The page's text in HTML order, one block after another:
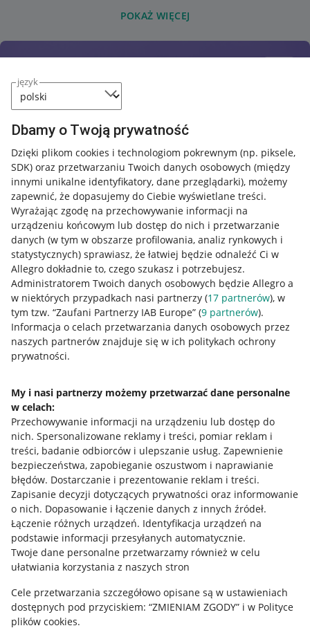
język
Dbamy o Twoją prywatność
Dzięki plikom cookies i technologiom pokrewnym (np. piksele,
SDK) oraz przetwarzaniu Twoich danych osobowych (między
innymi unikalne identyfikatory, dane przeglądarki), możemy
zapewnić, że dopasujemy do Ciebie wyświetlane treści.
Wyrażając zgodę na przechowywanie informacji na
urządzeniu końcowym lub dostęp do nich i przetwarzanie
danych (w tym w obszarze profilowania, analiz rynkowych i
statystycznych) sprawiasz, że łatwiej będzie odnaleźć Ci w
Allegro dokładnie to, czego szukasz i potrzebujesz.
Administratorem Twoich danych osobowych będzie Allegro a
w niektórych przypadkach nasi partnerzy (17 partnerów), w
tym tzw. “Zaufani Partnerzy IAB Europe” (9 partnerów).
Informacja o celach przetwarzania danych osobowych przez
naszych partnerów znajduje się w ich politykach ochrony
prywatności.
My i nasi partnerzy możemy przetwarzać dane personalne
w celach:
Przechowywanie informacji na urządzeniu lub dostęp do
nich. Spersonalizowane reklamy i treści, pomiar reklam i
treści, badanie odbiorców i ulepszanie usług. Zapewnienie
bezpieczeństwa, zapobieganie oszustwom i naprawianie
błędów. Dostarczanie i prezentowanie reklam i treści.
Zapisanie decyzji dotyczących prywatności oraz informowanie
o nich. Dopasowanie i łączenie danych z innych źródeł.
Łączenie różnych urządzeń. Identyfikacja urządzeń na
podstawie informacji przesyłanych automatycznie.
Twoje dane personalne przetwarzamy również w celu
ułatwiania korzystania z naszych stron
Cele przetwarzania szczegółowo opisane są w ustawieniach
dostępnych pod przyciskiem: “ZMIENIAM ZGODY” i w Polityce
plików cookies.
POKAŻ WIĘCEJ
Przydatne informacje
Jak to działa
Allegro Gadane dla sprzedających
Allegro Gadane dla kupujących
Mapa miejscowości
Informacje prawne
Regulamin
Polityka plików "cookies"
Ustawienia plików "cookies"
Udostępnianie lokalizacji
Informacje dla Aktu o Usługach Cyfrowych